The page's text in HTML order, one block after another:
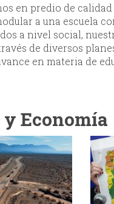
en predio de
a una escuela
a nivel social,
de diversos
en materia de
Economía